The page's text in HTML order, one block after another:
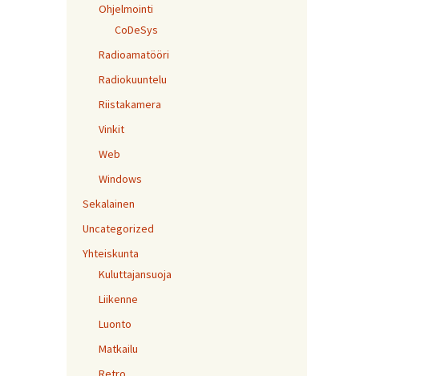
Ohjelmointi
CoDeSys
Radioamatööri
Radiokuuntelu
Riistakamera
Vinkit
Web
Windows
Sekalainen
Uncategorized
Yhteiskunta
Kuluttajansuoja
Liikenne
Luonto
Matkailu